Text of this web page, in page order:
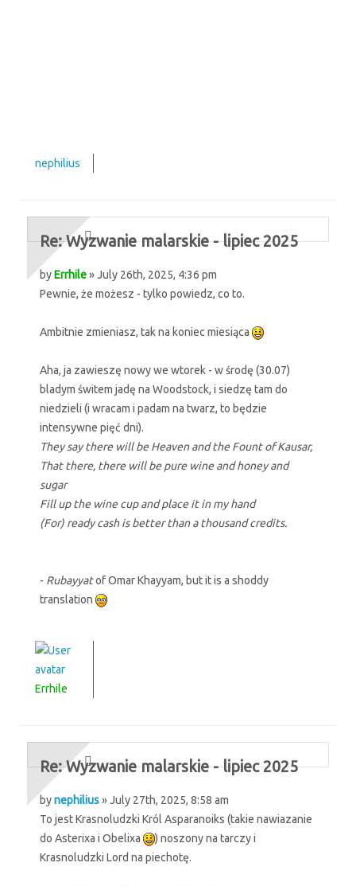
nephilius
Re: Wyzwanie malarskie - lipiec 2025
byErrhile» July 26th, 2025, 4:36 pm
Pewnie, że możesz - tylko powiedz, co to.
Ambitnie zmieniasz, tak na koniec miesiąca
Aha, ja zawieszę nowy we wtorek - w środę (30.07)
bladym świtem jadę na Woodstock, i siedzę tam do
niedzieli (i wracam i padam na twarz, to będzie
intensywne pięć dni).
They say there will be Heaven and the Fount of Kausar,
That there, there will be pure wine and honey and
sugar
Fill up the wine cup and place it in my hand
(For) ready cash is better than a thousand credits.
- Rubayyatof Omar Khayyam, but it is a shoddy
translation
Errhile
Re: Wyzwanie malarskie - lipiec 2025
bynephilius» July 27th, 2025, 8:58 am
To jest Krasnoludzki Król Asparanoiks (takie nawiazanie
do Asterixa i Obelixa
) noszony na tarczy i
Krasnoludzki Lord na piechotę.